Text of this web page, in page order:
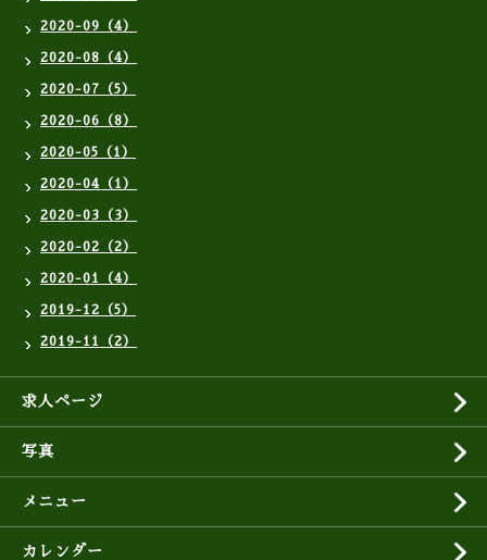
2020-09（4）
2020-08（4）
2020-07（5）
2020-06（8）
2020-05（1）
2020-04（1）
2020-03（3）
2020-02（2）
2020-01（4）
2019-12（5）
2019-11（2）
求人ページ
写真
メニュー
カレンダー